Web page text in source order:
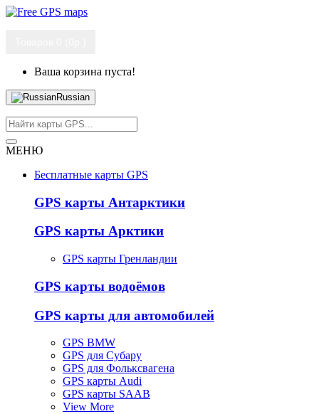
Ваша корзина пуста!
Russian
МЕНЮ
Бесплатные карты GPS
GPS карты Антарктики
GPS карты Арктики
GPS карты Гренландии
GPS карты водоёмов
GPS карты для автомобилей
GPS BMW
GPS для Субару
GPS для Фольксвагена
GPS карты Audi
GPS карты SAAB
View More